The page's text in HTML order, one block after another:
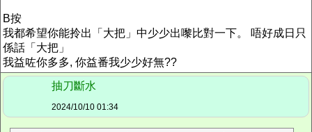
B按
我都希望你能拎出「大把」中少少出嚟比對一下。 唔好成日只
係話「大把」
我益咗你多多, 你益番我少少好無??
抽刀斷水
2024/10/10 01:34